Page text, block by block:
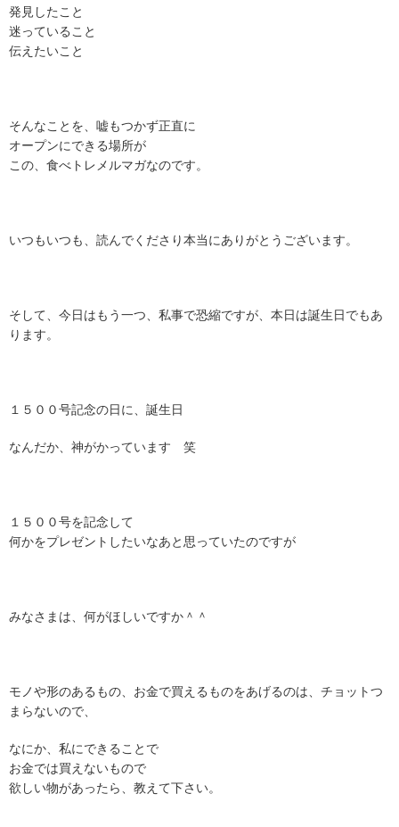
発見したこと
迷っていること
伝えたいこと
そんなことを、嘘もつかず正直に
オープンにできる場所が
この、食べトレメルマガなのです。
いつもいつも、読んでくださり本当にありがとうございます。
そして、今日はもう一つ、私事で恐縮ですが、本日は誕生日でもあ
ります。
１５００号記念の日に、誕生日
なんだか、神がかっています 笑
１５００号を記念して
何かをプレゼントしたいなあと思っていたのですが
みなさまは、何がほしいですか＾＾
モノや形のあるもの、お金で買えるものをあげるのは、チョットつ
まらないので、
なにか、私にできることで
お金では買えないもので
欲しい物があったら、教えて下さい。